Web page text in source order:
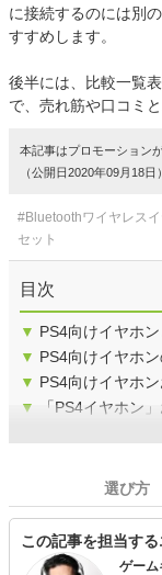
に接続するのには別
すすめします。
後半には、比較一覧
で、売れ筋や口コミ
本記事はプロモーション
（公開日2020年09月18日）
#Bluetoothワイヤレス
セット
目次
▼ PS4向けイヤホン
▼ PS4向けイヤホ
▼ PS4向けイヤホ
▼
「PS4イヤホン
選び方
この記事を担当す
ゲーム